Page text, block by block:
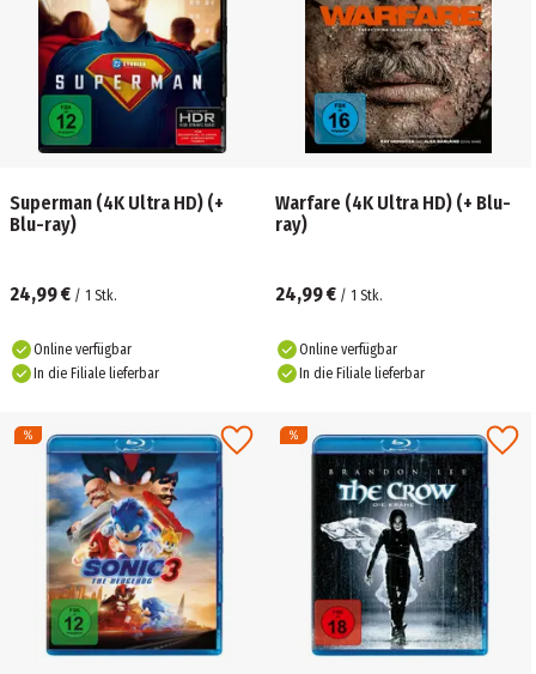
Superman (4K Ultra HD) (+
Blu-ray)
24,99 € / 1 Stk.
Online verfügbar
In die Filiale lieferbar
Warfare (4K Ultra HD) (+ Blu-
ray)
24,99 € / 1 Stk.
Online verfügbar
In die Filiale lieferbar